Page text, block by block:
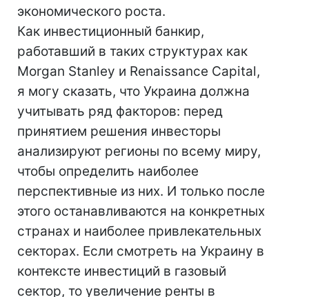
экономического роста.
Как инвестиционный банкир,
работавший в таких структурах как
Morgan Stanley и Renaissance Capital,
я могу сказать, что Украина должна
учитывать ряд факторов: перед
принятием решения инвесторы
анализируют регионы по всему миру,
чтобы определить наиболее
перспективные из них. И только после
этого останавливаются на конкретных
странах и наиболее привлекательных
секторах. Если смотреть на Украину в
контексте инвестиций в газовый
сектор, то увеличение ренты в